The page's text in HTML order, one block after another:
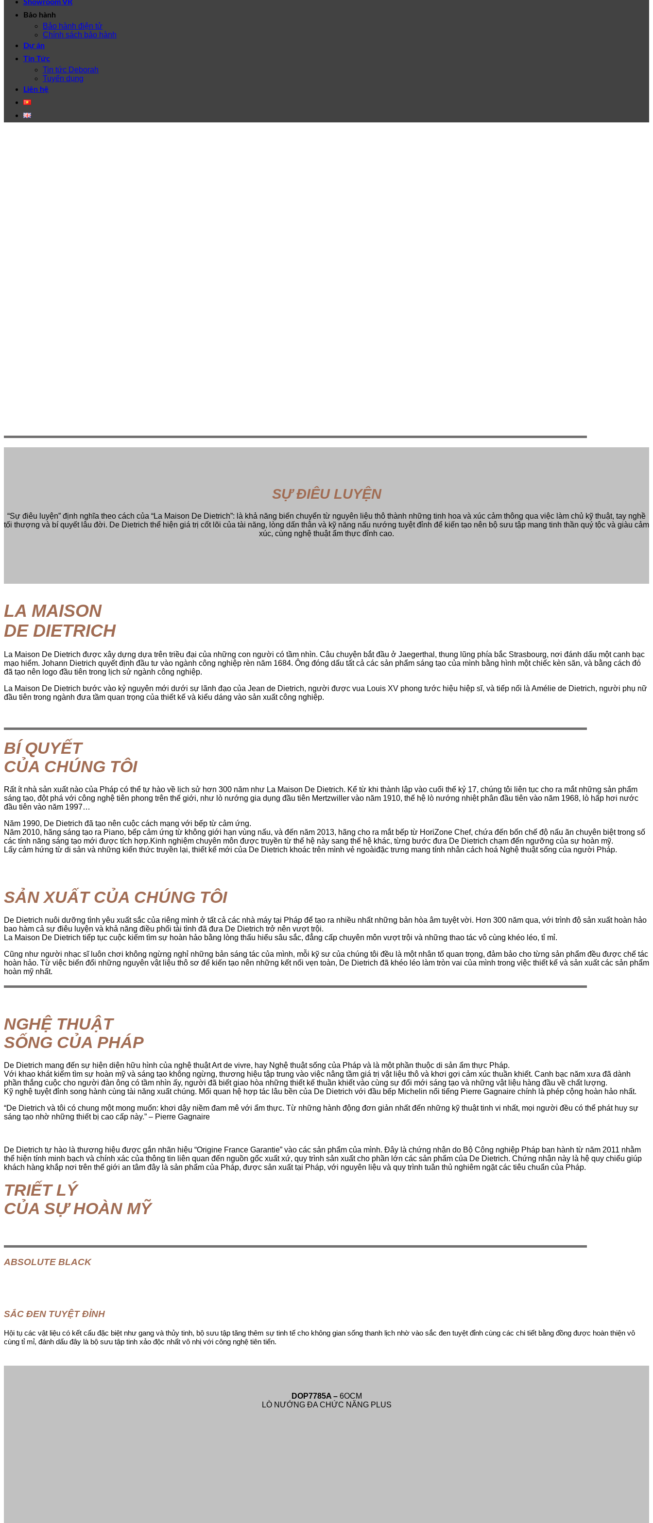
Showroom VR
Bảo hành
Bảo hành điện tử
Chính sách bảo hành
Dự án
Tin Tức
Tin tức Deborah
Tuyển dụng
Liên hệ
SỰ ĐIÊU LUYỆN
“Sự điêu luyện” định nghĩa theo cách của “La Maison De Dietrich”: là khả năng biến chuyển từ nguyên liệu thô thành những tinh hoa và xúc cảm thông qua việc làm chủ kỹ thuật, tay nghề
tối thượng và bí quyết lâu đời. De Dietrich thể hiện giá trị cốt lõi của tài năng, lòng dấn thân và kỹ năng nấu nướng tuyệt đỉnh để kiến tạo nên bộ sưu tập mang tinh thần quý tộc và giàu cảm
xúc, cùng nghệ thuật ẩm thực đỉnh cao.
LA MAISON
DE DIETRICH
La Maison De Dietrich được xây dựng dựa trên triều đại của những con người có tầm nhìn. Câu chuyện bắt đầu ở Jaegerthal, thung lũng phía bắc Strasbourg, nơi đánh dấu một canh bạc
mạo hiểm. Johann Dietrich quyết định đầu tư vào ngành công nghiệp rèn năm 1684. Ông đóng dấu tất cả các sản phẩm sáng tạo của mình bằng hình một chiếc kèn săn, và bằng cách đó
đã tạo nên logo đầu tiên trong lịch sử ngành công nghiệp.
La Maison De Dietrich bước vào kỷ nguyên mới dưới sự lãnh đạo của Jean de Dietrich, người được vua Louis XV phong tước hiệu hiệp sĩ, và tiếp nối là Amélie de Dietrich, người phụ nữ
đầu tiên trong ngành đưa tầm quan trọng của thiết kế và kiểu dáng vào sản xuất công nghiệp.
BÍ QUYẾT
CỦA CHÚNG TÔI
Rất ít nhà sản xuất nào của Pháp có thể tự hào về lịch sử hơn 300 năm như La Maison De Dietrich. Kể từ khi thành lập vào cuối thế kỷ 17, chúng tôi liên tục cho ra mắt những sản phẩm
sáng tạo, đột phá với công nghệ tiên phong trên thế giới, như lò nướng gia dụng đầu tiên Mertzwiller vào năm 1910, thế hệ lò nướng nhiệt phân đầu tiên vào năm 1968, lò hấp hơi nước
đầu tiên vào năm 1997…
Năm 1990, De Dietrich đã tạo nên cuộc cách mạng với bếp từ cảm ứng.
Năm 2010, hãng sáng tạo ra Piano, bếp cảm ứng từ không giới hạn vùng nấu, và đến năm 2013, hãng cho ra mắt bếp từ HoriZone Chef, chứa đến bốn chế độ nấu ăn chuyên biệt trong số
các tính năng sáng tạo mới được tích hợp.Kinh nghiệm chuyên môn được truyền từ thế hệ này sang thế hệ khác, từng bước đưa De Dietrich chạm đến ngưỡng của sự hoàn mỹ.
Lấy cảm hứng từ di sản và những kiến thức truyền lại, thiết kế mới của De Dietrich khoác trên mình vẻ ngoàiđặc trưng mang tính nhân cách hoá Nghệ thuật sống của người Pháp.
SẢN XUẤT CỦA CHÚNG TÔI
De Dietrich nuôi dưỡng tình yêu xuất sắc của riêng mình ở tất cả các nhà máy tại Pháp để tạo ra nhiều nhất những bản hòa âm tuyệt vời. Hơn 300 năm qua, với trình độ sản xuất hoàn hảo
bao hàm cả sự điêu luyện và khả năng điều phối tài tình đã đưa De Dietrich trở nên vượt trội.
La Maison De Dietrich tiếp tục cuộc kiếm tìm sự hoàn hảo bằng lòng thấu hiểu sâu sắc, đẳng cấp chuyên môn vượt trội và những thao tác vô cùng khéo léo, tỉ mỉ.
Cũng như người nhạc sĩ luôn chơi không ngừng nghỉ những bản sáng tác của mình, mỗi kỹ sư của chúng tôi đều là một nhân tố quan trọng, đảm bảo cho từng sản phẩm đều được chế tác
hoàn hảo. Từ việc biến đổi những nguyên vật liệu thô sơ để kiến tạo nên những kết nối vẹn toàn, De Dietrich đã khéo léo làm tròn vai của mình trong việc thiết kế và sản xuất các sản phẩm
hoàn mỹ nhất.
NGHỆ THUẬT
SỐNG CỦA PHÁP
De Dietrich mang đến sự hiện diện hữu hình của nghệ thuật Art de vivre, hay Nghệ thuật sống của Pháp và là một phần thuộc di sản ẩm thực Pháp.
Với khao khát kiếm tìm sự hoàn mỹ và sáng tạo không ngừng, thương hiệu tập trung vào việc nâng tầm giá trị vật liệu thô và khơi gợi cảm xúc thuần khiết. Canh bạc năm xưa đã dành
phần thắng cuộc cho người đàn ông có tầm nhìn ấy, người đã biết giao hòa những thiết kế thuần khiết vào cùng sự đổi mới sáng tạo và những vật liệu hàng đầu về chất lượng.
Kỹ nghệ tuyệt đỉnh song hành cùng tài năng xuất chúng. Mối quan hệ hợp tác lâu bền của De Dietrich với đầu bếp Michelin nổi tiếng Pierre Gagnaire chính là phép cộng hoàn hảo nhất.
“De Dietrich và tôi có chung một mong muốn: khơi dậy niềm đam mê với ẩm thực. Từ những hành động đơn giản nhất đến những kỹ thuật tinh vi nhất, mọi người đều có thể phát huy sự
sáng tạo nhờ những thiết bị cao cấp này.” – Pierre Gagnaire
De Dietrich tự hào là thương hiệu được gắn nhãn hiệu “Origine France Garantie” vào các sản phẩm của mình. Ðây là chứng nhận do Bộ Công nghiệp Pháp ban hành từ năm 2011 nhằm
thể hiện tính minh bạch và chính xác của thông tin liên quan đến nguồn gốc xuất xứ, quy trình sản xuất cho phần lớn các sản phẩm của De Dietrich. Chứng nhận này là hệ quy chiếu giúp
khách hàng khắp nơi trên thế giới an tâm đây là sản phẩm của Pháp, được sản xuất tại Pháp, với nguyên liệu và quy trình tuân thủ nghiêm ngặt các tiêu chuẩn của Pháp.
TRIẾT LÝ
CỦA SỰ HOÀN MỸ
ABSOLUTE BLACK
SẮC ĐEN TUYỆT ĐỈNH
Hội tụ các vật liệu có kết cấu đặc biệt như gang và thủy tinh, bộ sưu tập tăng thêm sự tinh tế cho không gian sống thanh lịch nhờ vào sắc đen tuyệt đỉnh cùng các chi tiết bằng đồng được hoàn thiện vô
cùng tỉ mỉ, đánh dấu đây là bộ sưu tập tinh xảo độc nhất vô nhị với công nghệ tiên tiến.
DOP7785A – 6OCM
LÒ NƯỚNG ĐA CHỨC NĂNG PLUS